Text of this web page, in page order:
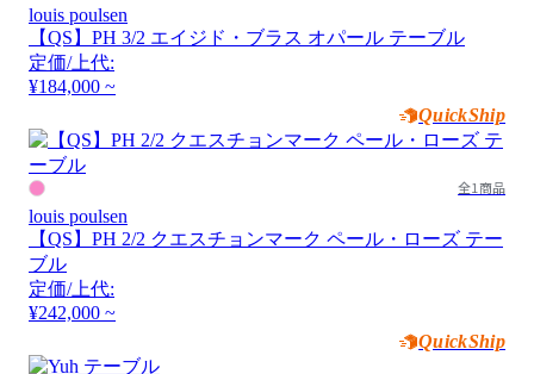
louis poulsen
【QS】PH 3/2 エイジド・ブラス オパール テーブル
定価/上代:
¥184,000 ~
QuickShip
全1商品
louis poulsen
【QS】PH 2/2 クエスチョンマーク ペール・ローズ テー
ブル
定価/上代:
¥242,000 ~
QuickShip